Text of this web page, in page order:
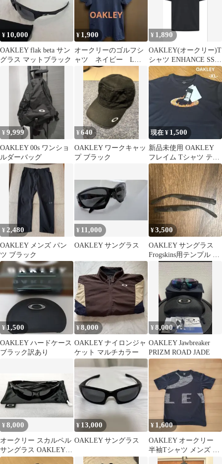
¥ 10,000
OAKLEY flak beta サン
グラス マットブラック
¥ 1,900
オークリーのゴルフシ
ャツ ネイビー Lサ
イズ
¥ 1,890
OAKLEY(オークリー)T
シャツ ENHANCE SS
CREW 16.0
¥9,999
OAKLEY 00s ワンショ
ルダーバッグ
¥640
OAKLEY ワークキャッ
プ ブラック
現在 ¥ 1,500
新品未使用 OAKLEY
フレイム Tシャツ テッ
ク系 Y2K ブラック L
¥ 2,480
OAKLEY メンズ パン
ツ ブラック
¥ 11,000
OAKLEY サングラス
¥3,500
OAKLEY サングラス
Frogskins用テンプル 左
右セット
¥1,500
OAKLEY ハードケース
ブラック訳あり
¥8,000
OAKLEY ナイロンジャ
ケット マルチカラー
¥8,000
OAKLEY Jawbreaker
PRIZM ROAD JADE
¥8,000
オークリー スカルペル
サングラス OAKLEY
SCALPEL スポーツ
¥ 13,000
OAKLEY サングラス
¥ 1,600
OAKLEY オークリー
半袖Tシャツ メンズ ブ
ラック スポーツ